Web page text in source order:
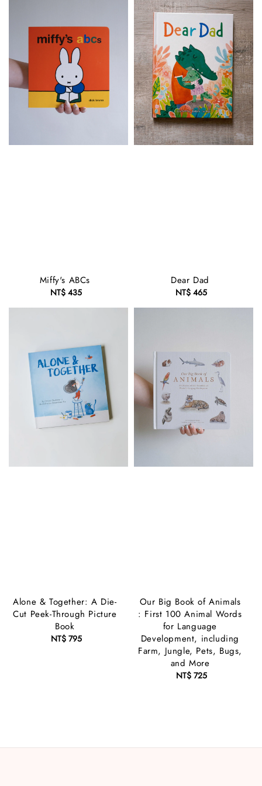
Miffy's ABCs
Regular
NT$ 435
Dear Dad
Regular
NT$ 465
Alone & Together: A Die-
Cut Peek-Through Picture
Book
Regular
NT$ 795
Our Big Book of Animals
: First 100 Animal Words
for Language
Development, including
Farm, Jungle, Pets, Bugs,
and More
Regular
NT$ 725